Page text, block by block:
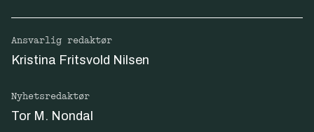
Ansvarlig redaktør
Kristina Fritsvold Nilsen
Nyhetsredaktør
Tor M. Nondal